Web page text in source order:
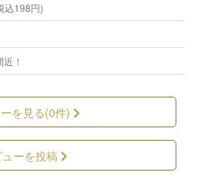
込198円)
！
を見る(0件)
ューを投稿